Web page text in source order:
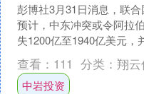
彭博社3月31日消息，联
预计，中东冲突或令阿拉
失1200亿至1940亿美元，
个岗位流失、最多400万人
告....
查看： 111 分类： 翔
中岩投资